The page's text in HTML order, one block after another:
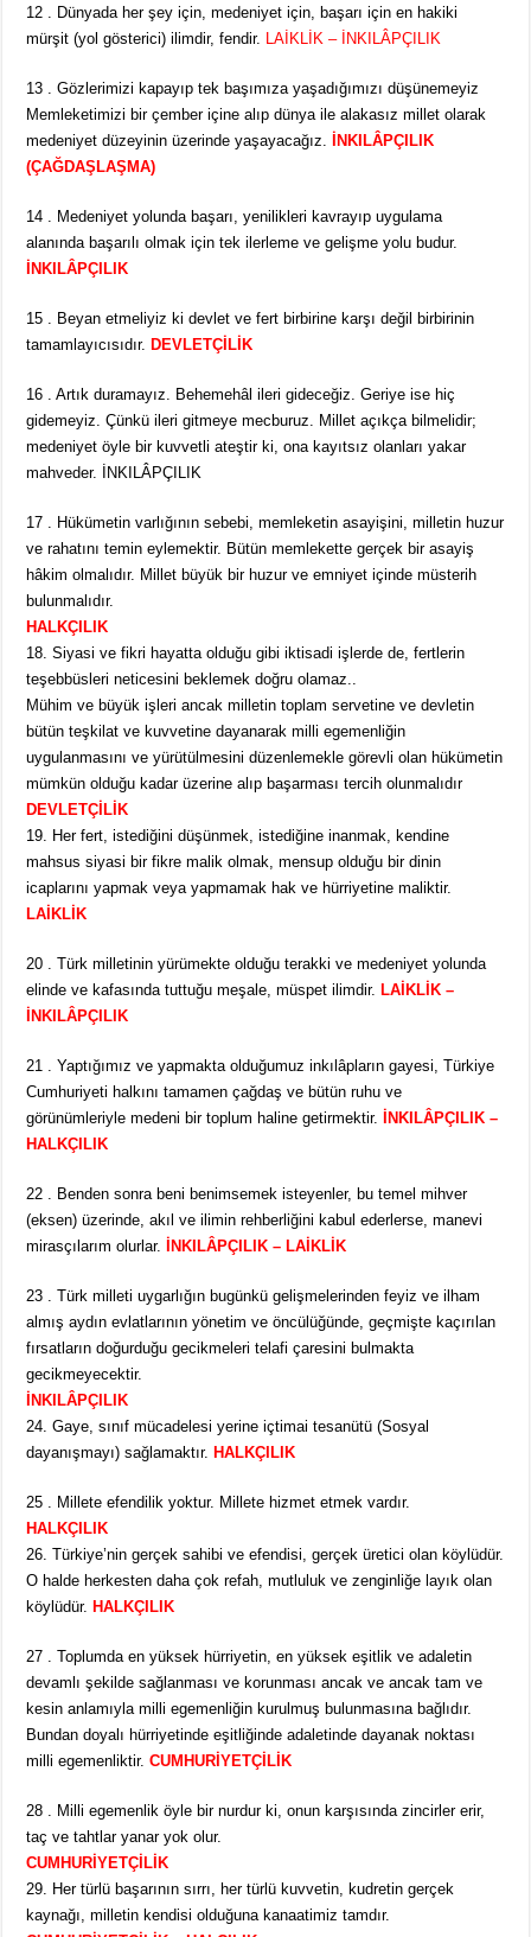
12 . Dünyada her şey için, medeniyet için, başarı için en hakiki
mürşit (yol gösterici) ilimdir, fendir. LAİKLİK – İNKILÂPÇILIK
13 . Gözlerimizi kapayıp tek başımıza yaşadığımızı düşünemeyiz
Memleketimizi bir çember içine alıp dünya ile alakasız millet olarak
medeniyet düzeyinin üzerinde yaşayacağız.İNKILÂPÇILIK
(ÇAĞDAŞLAŞMA)
14 . Medeniyet yolunda başarı, yenilikleri kavrayıp uygulama
alanında başarılı olmak için tek ilerleme ve gelişme yolu budur.
İNKILÂPÇILIK
15 . Beyan etmeliyiz ki devlet ve fert birbirine karşı değil birbirinin
tamamlayıcısıdır.DEVLETÇİLİK
16 . Artık duramayız. Behemehâl ileri gideceğiz. Geriye ise hiç
gidemeyiz. Çünkü ileri gitmeye mecburuz. Millet açıkça bilmelidir;
medeniyet öyle bir kuvvetli ateştir ki, ona kayıtsız olanları yakar
mahveder. İNKILÂPÇILIK
17 . Hükümetin varlığının sebebi, memleketin asayişini, milletin huzur
ve rahatını temin eylemektir. Bütün memlekette gerçek bir asayiş
hâkim olmalıdır. Millet büyük bir huzur ve emniyet içinde müsterih
bulunmalıdır.
HALKÇILIK
18. Siyasi ve fikri hayatta olduğu gibi iktisadi işlerde de, fertlerin
teşebbüsleri neticesini beklemek doğru olamaz..
Mühim ve büyük işleri ancak milletin toplam servetine ve devletin
bütün teşkilat ve kuvvetine dayanarak milli egemenliğin
uygulanmasını ve yürütülmesini düzenlemekle görevli olan hükümetin
mümkün olduğu kadar üzerine alıp başarması tercih olunmalıdır
DEVLETÇİLİK
19. Her fert, istediğini düşünmek, istediğine inanmak, kendine
mahsus siyasi bir fikre malik olmak, mensup olduğu bir dinin
icaplarını yapmak veya yapmamak hak ve hürriyetine maliktir.
LAİKLİK
20 . Türk milletinin yürümekte olduğu terakki ve medeniyet yolunda
elinde ve kafasında tuttuğu meşale, müspet ilimdir.LAİKLİK –
İNKILÂPÇILIK
21 . Yaptığımız ve yapmakta olduğumuz inkılâpların gayesi, Türkiye
Cumhuriyeti halkını tamamen çağdaş ve bütün ruhu ve
görünümleriyle medeni bir toplum haline getirmektir.İNKILÂPÇILIK –
HALKÇILIK
22 . Benden sonra beni benimsemek isteyenler, bu temel mihver
(eksen) üzerinde, akıl ve ilimin rehberliğini kabul ederlerse, manevi
mirasçılarım olurlar. İNKILÂPÇILIK – LAİKLİK
23 . Türk milleti uygarlığın bugünkü gelişmelerinden feyiz ve ilham
almış aydın evlatlarının yönetim ve öncülüğünde, geçmişte kaçırılan
fırsatların doğurduğu gecikmeleri telafi çaresini bulmakta
gecikmeyecektir.
İNKILÂPÇILIK
24. Gaye, sınıf mücadelesi yerine içtimai tesanütü (Sosyal
dayanışmayı) sağlamaktır. HALKÇILIK
25 . Millete efendilik yoktur. Millete hizmet etmek vardır.
HALKÇILIK
26. Türkiye’nin gerçek sahibi ve efendisi, gerçek üretici olan köylüdür.
O halde herkesten daha çok refah, mutluluk ve zenginliğe layık olan
köylüdür.HALKÇILIK
27 . Toplumda en yüksek hürriyetin, en yüksek eşitlik ve adaletin
devamlı şekilde sağlanması ve korunması ancak ve ancak tam ve
kesin anlamıyla milli egemenliğin kurulmuş bulunmasına bağlıdır.
Bundan doyalı hürriyetinde eşitliğinde adaletinde dayanak noktası
milli egemenliktir.CUMHURİYETÇİLİK
28 . Milli egemenlik öyle bir nurdur ki, onun karşısında zincirler erir,
taç ve tahtlar yanar yok olur.
CUMHURİYETÇİLİK
29. Her türlü başarının sırrı, her türlü kuvvetin, kudretin gerçek
kaynağı, milletin kendisi olduğuna kanaatimiz tamdır.